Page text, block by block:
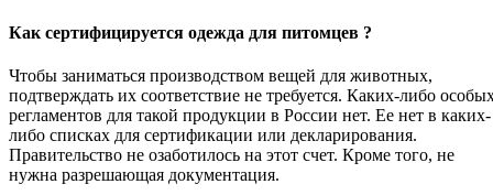
Как сертифицируется одежда для питомцев ?
Чтобы заниматься производством вещей для животных,
подтверждать их соответствие не требуется. Каких-либо
регламентов для такой продукции в России нет. Ее нет в каких-
либо списках для сертификации или декларирования.
Правительство не озаботилось на этот счет. Кроме того, не
нужна разрешающая документация.